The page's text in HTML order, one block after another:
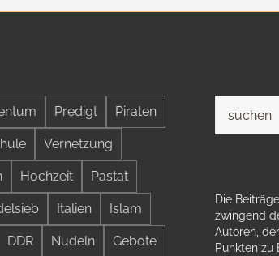
Predigt Piraten
Vernetzung
Hochzeit Pastat
Italien Islam
DDR Nudeln Gebote
nach:
Die
zwingend
Autoren,
Punkten zu